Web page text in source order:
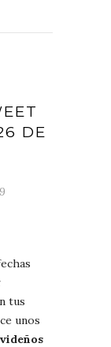
DE
tus
unos